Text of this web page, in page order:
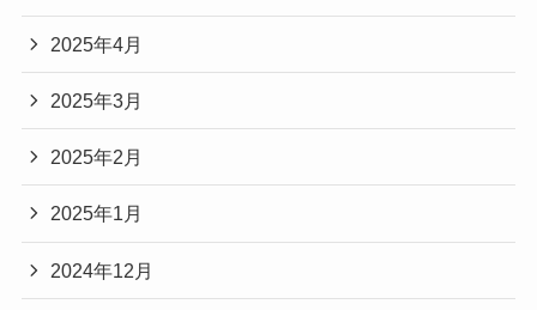
2025年4月
2025年3月
2025年2月
2025年1月
2024年12月